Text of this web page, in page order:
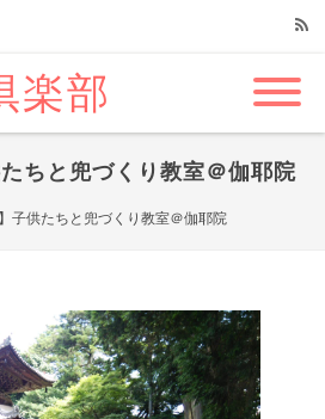
RSS
楽部
ちと兜づくり教室＠伽耶院
子供たちと兜づくり教室＠伽耶院